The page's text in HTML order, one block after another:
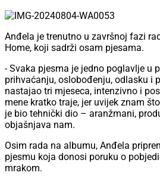
Anđela je trenutno u završnoj fazi
Home, koji sadrži osam pjesama.
- Svaka pjesma je jedno poglavlje u
prihvaćanju, oslobođenju, odlasku i
nastajao tri mjeseca, intenzivno i
mene kratko traje, jer uvijek znam
je bio tehnički dio – aranžmani,
objašnjava nam.
Osim rada na albumu, Anđela
pjesmu koja donosi poruku o
mrakom.